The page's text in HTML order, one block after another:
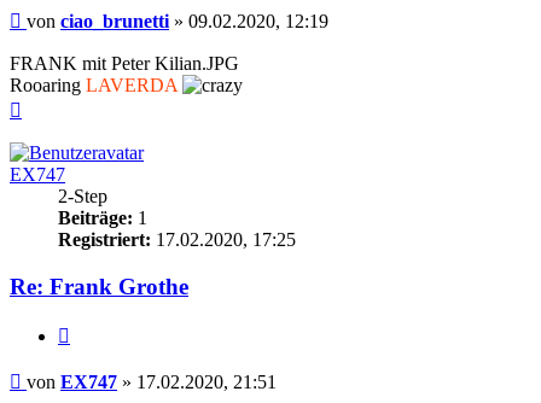
Beitrag
von ciao_brunetti » 09.02.2020, 12:19
FRANK mit Peter Kilian.JPG
Rooaring LAVERDA
EX747
2-Step
Beiträge: 1
Registriert: 17.02.2020, 17:25
Re: Frank Grothe
Beitrag
von EX747 » 17.02.2020, 21:51